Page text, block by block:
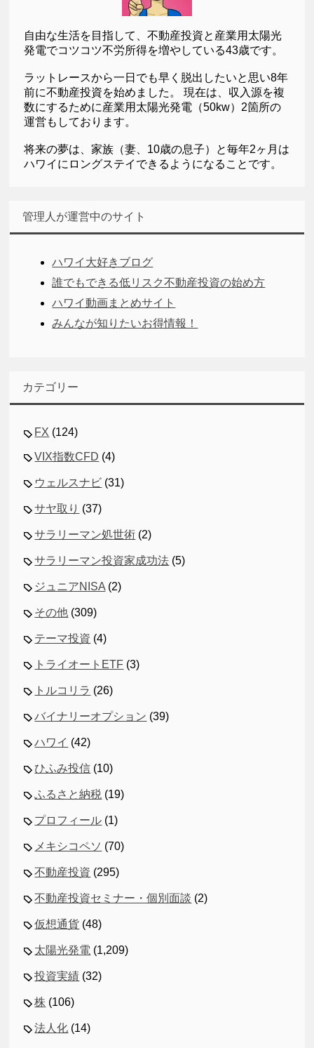
自由な生活を目指して、不動産投資と産業用太陽光
発電でコツコツ不労所得を増やしている43歳です。
ラットレースから一日でも早く脱出したいと思い8年
前に不動産投資を始めました。 現在は、収入源を複
数にするために産業用太陽光発電（50kw）2箇所の
運営もしております。
将来の夢は、家族（妻、10歳の息子）と毎年2ヶ月は
ハワイにロングステイできるようになることです。
管理人が運営中のサイト
ハワイ大好きブログ
誰でもできる低リスク不動産投資の始め方
ハワイ動画まとめサイト
みんなが知りたいお得情報！
カテゴリー
FX (124)
VIX指数CFD (4)
ウェルスナビ (31)
サヤ取り (37)
サラリーマン処世術 (2)
サラリーマン投資家成功法 (5)
ジュニアNISA (2)
その他 (309)
テーマ投資 (4)
トライオートETF (3)
トルコリラ (26)
バイナリーオプション (39)
ハワイ (42)
ひふみ投信 (10)
ふるさと納税 (19)
プロフィール (1)
メキシコペソ (70)
不動産投資 (295)
不動産投資セミナー・個別面談 (2)
仮想通貨 (48)
太陽光発電 (1,209)
投資実績 (32)
株 (106)
法人化 (14)